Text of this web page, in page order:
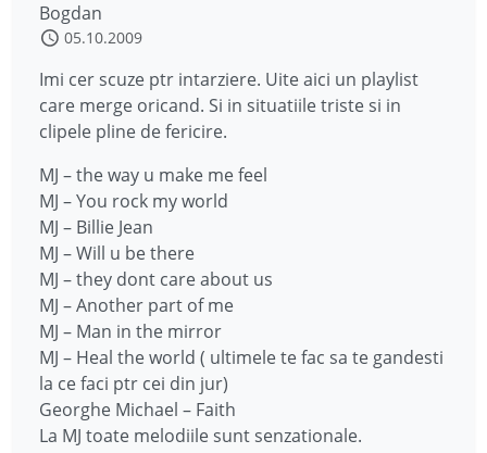
Bogdan
05.10.2009
Imi cer scuze ptr intarziere. Uite aici un playlist
care merge oricand. Si in situatiile triste si in
clipele pline de fericire.
MJ – the way u make me feel
MJ – You rock my world
MJ – Billie Jean
MJ – Will u be there
MJ – they dont care about us
MJ – Another part of me
MJ – Man in the mirror
MJ – Heal the world ( ultimele te fac sa te gandesti
la ce faci ptr cei din jur)
Georghe Michael – Faith
La MJ toate melodiile sunt senzationale.